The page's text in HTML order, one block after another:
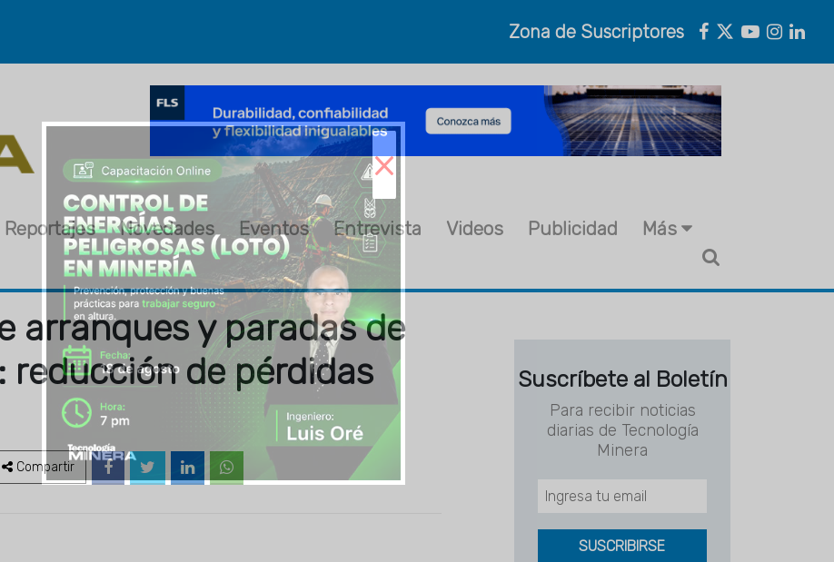
Zona de Suscriptores
Reportajes Novedades Eventos Entrevista Videos Publicidad Más
arranques y paradas de
reducción de pérdidas
Compartir
Suscríbete al Boletín
Para recibir noticias
diarias de Tecnología
Minera
×